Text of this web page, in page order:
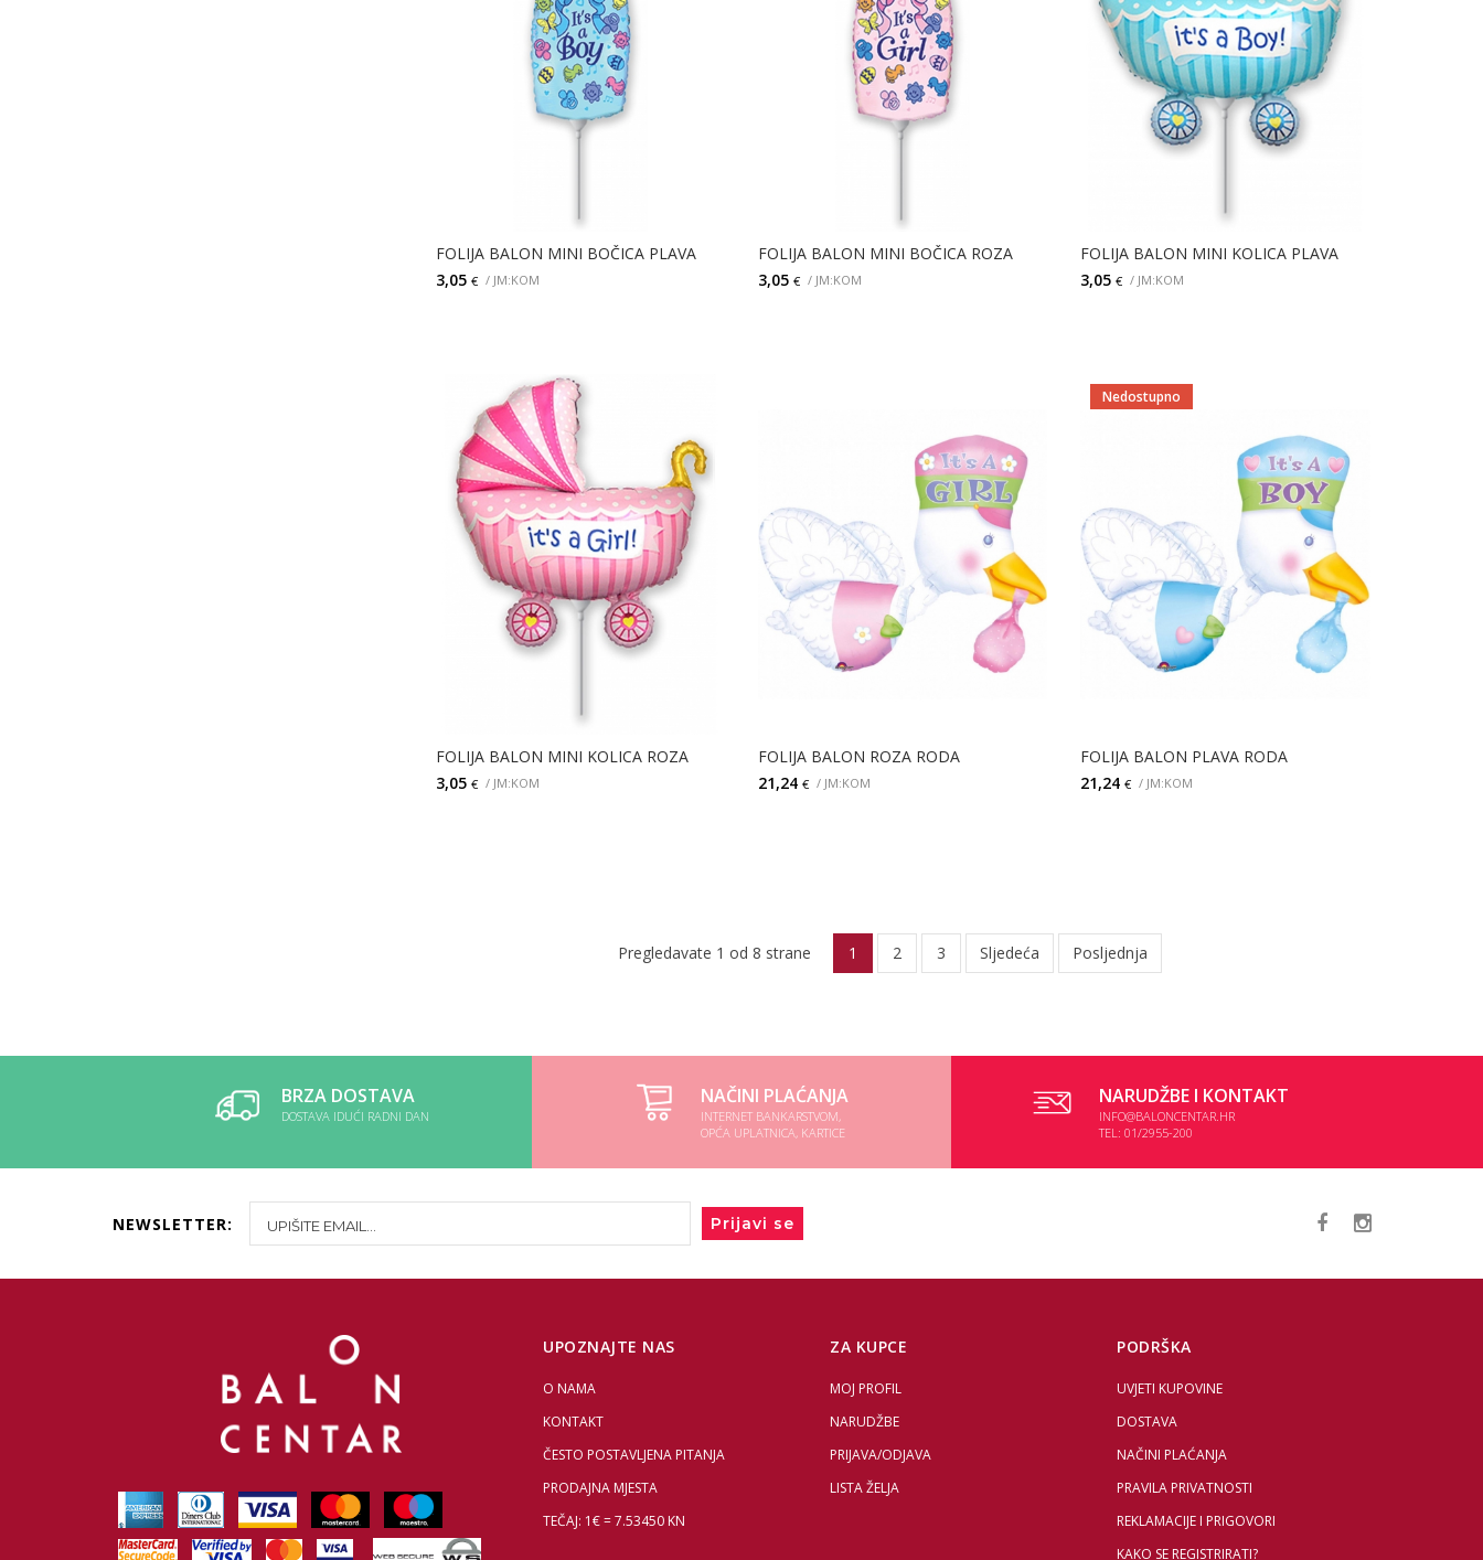
FOLIJA BALON MINI BOČICA PLAVA
3,05 € / JM:KOM
FOLIJA BALON MINI BOČICA ROZA
3,05 € / JM:KOM
FOLIJA BALON MINI KOLICA PLAVA
3,05€ / JM:KOM
FOLIJA BALON MINI KOLICA ROZA
3,05 € / JM:KOM
FOLIJA BALON ROZA RODA
21,24 € / JM:KOM
Nedostupno
FOLIJA BALON PLAVA RODA
21,24€ / JM:KOM
Pregledavate 1 od 8 strane 1 2 3 Sljedeća Posljednja
BRZA DOSTAVA
DOSTAVA IDUĆI RADNI DAN
NAČINI PLAĆANJA
INTERNET BANKARSTVOM,
OPĆA UPLATNICA, KARTICE
NARUDŽBE I KONTAKT
INFO@BALONCENTAR.HR
TEL: 01/2955-200
NEWSLETTER: Prijavi se
UPOZNAJTE NAS
O NAMA
KONTAKT
ČESTO POSTAVLJENA PITANJA
PRODAJNA MJESTA
TEČAJ: 1€ = 7.53450 KN
ZA KUPCE
MOJ PROFIL
NARUDŽBE
PRIJAVA/ODJAVA
LISTA ŽELJA
PODRŠKA
UVJETI KUPOVINE
DOSTAVA
NAČINI PLAĆANJA
PRAVILA PRIVATNOSTI
REKLAMACIJE I PRIGOVORI
KAKO SE REGISTRIRATI?